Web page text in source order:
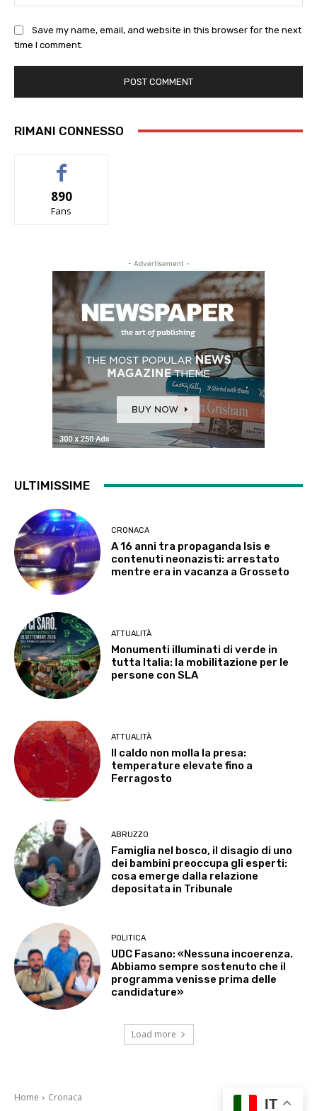
Save my name, email, and website in this browser for the next
time I comment.
RIMANI CONNESSO
890
Fans
- Advertisement -
ULTIMISSIME
CRONACA
A 16 anni tra propaganda Isis e
contenuti neonazisti: arrestato
mentre era in vacanza a Grosseto
ATTUALITÀ
Monumenti illuminati di verde in
tutta Italia: la mobilitazione per le
persone con SLA
ATTUALITÀ
Il caldo non molla la presa:
temperature elevate fino a
Ferragosto
ABRUZZO
Famiglia nel bosco, il disagio di uno
dei bambini preoccupa gli esperti:
cosa emerge dalla relazione
depositata in Tribunale
POLITICA
UDC Fasano: «Nessuna incoerenza.
Abbiamo sempre sostenuto che il
programma venisse prima delle
candidature»
Load more